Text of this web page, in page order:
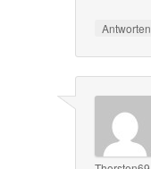
Antworten